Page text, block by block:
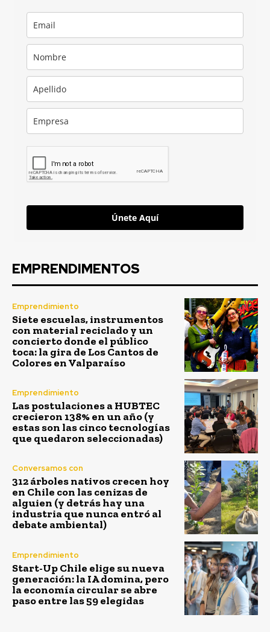
Únete Aquí
EMPRENDIMENTOS
Emprendimiento
Siete escuelas, instrumentos
con material reciclado y un
concierto donde el público
toca: la gira de Los Cantos de
Colores en Valparaíso
Emprendimiento
Las postulaciones a HUBTEC
crecieron 138% en un año (y
estas son las cinco tecnologías
que quedaron seleccionadas)
Conversamos con
312 árboles nativos crecen hoy
en Chile con las cenizas de
alguien (y detrás hay una
industria que nunca entró al
debate ambiental)
Emprendimiento
Start-Up Chile elige su nueva
generación: la IA domina, pero
la economía circular se abre
paso entre las 59 elegidas